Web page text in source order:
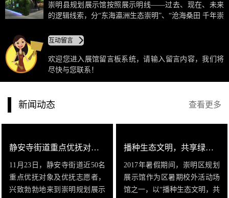
崇明县规划展示馆按照展示明线——过去、现在、未来
的逻辑线索，分“东海瀛洲生态崇明”、“沧海桑田 千年崇
划引领 总览崇明”、“基础命脉 品质崇明”、“展望未来 祝
福崇明”七大主题展厅；同时，在各个展示空间贯穿一条
展示隐线，即“生态岛”的理念，两条展示线索相辅相
成，最大程度彰显崇明特色、展示崇明魅力与发展潜
互动留言
欢迎您进入展馆留言板系统，请输入留言内容，我们将
尽快与您联系！
查看更多
新闻动态
静安寺街道重点优抚对象参观崇明规划展示馆
11月23日，静安寺街道近50名
重点优抚对象及优抚志愿者，
兴致勃勃地来到崇明规划展示
播种生态文明，共享绿色崇明
2017年暑假期间，崇明区规划
展示馆作为区暑期校外活动场
馆之一，以“播种生态文明，共